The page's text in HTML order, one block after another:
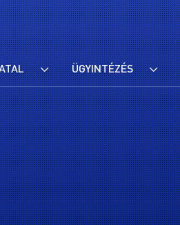
ÜGYINTÉZÉS